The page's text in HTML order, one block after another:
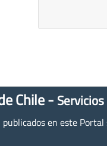
Chile -
en este